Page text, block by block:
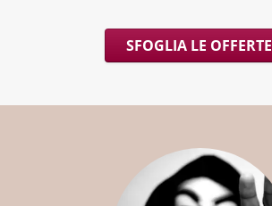
SFOGLIA LE OFFERTE